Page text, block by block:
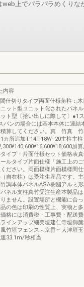
web上でパラパラめくりな
内容
仕切りタイプ両面仕様角柱：木
ット型ユニット化されたパネ
ト型〔拾い出しに際して〕●1
パンの場合には基本本体に連結
積算してください。真 竹真 竹
カ所追加T-14T-18W--20主柱主柱
加
イプ・片面仕様セット価格表
ルタイプ片面仕様「施工上のご
ださい。両面模様片面模様間仕
（自在柱）は受注生産品です。
調本体パネルASA樹脂アルミ
ネル支柱真竹受注生産本製品
ません。設置場所と機能に合
の色は印刷の性質上、実物と多
格には消費税・工事費・配送費
インアップ細美垣建仁寺垣御
竹垣フェンス︿京香﹀大津垣
33.1m/秒相当